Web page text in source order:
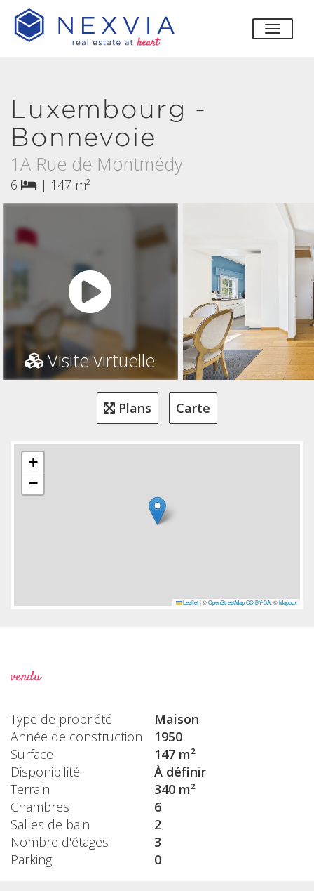
Luxembourg -
Bonnevoie
1A Rue de Montmédy
6 | 147 m²
Visite virtuelle
Plans Carte
+
−
Leaflet |©OpenStreetMap CC-BY-SA, ©Mapbox
vendu
Type de propriété
Maison
Année de construction
1950
Surface
147 m²
Disponibilité
À définir
Terrain
340 m²
Chambres
6
Salles de bain
2
Nombre d'étages
3
Parking
0